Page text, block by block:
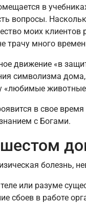
в
вопросы.
моих
трачу много
движение «в
символизма
«любимые
в свое
с Богами.
болезнь,
или разуме
сбоев в работе